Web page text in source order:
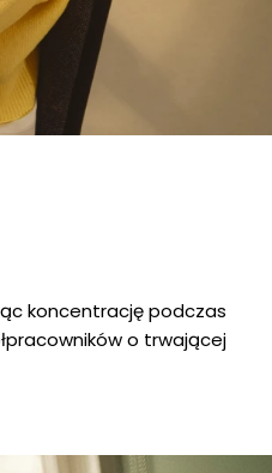
koncentrację podczas
o trwającej